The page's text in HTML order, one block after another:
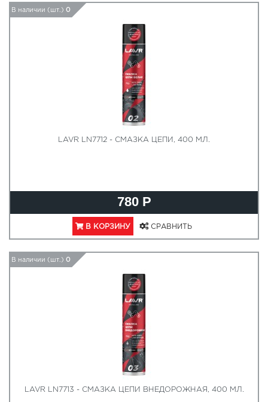
В наличии (шт.) 0
LAVR LN7712 - СМАЗКА ЦЕПИ, 400 МЛ.
780 Р
В КОРЗИНУ СРАВНИТЬ
В наличии (шт.) 0
LAVR LN7713 - СМАЗКА ЦЕПИ ВНЕДОРОЖНАЯ, 400 МЛ.